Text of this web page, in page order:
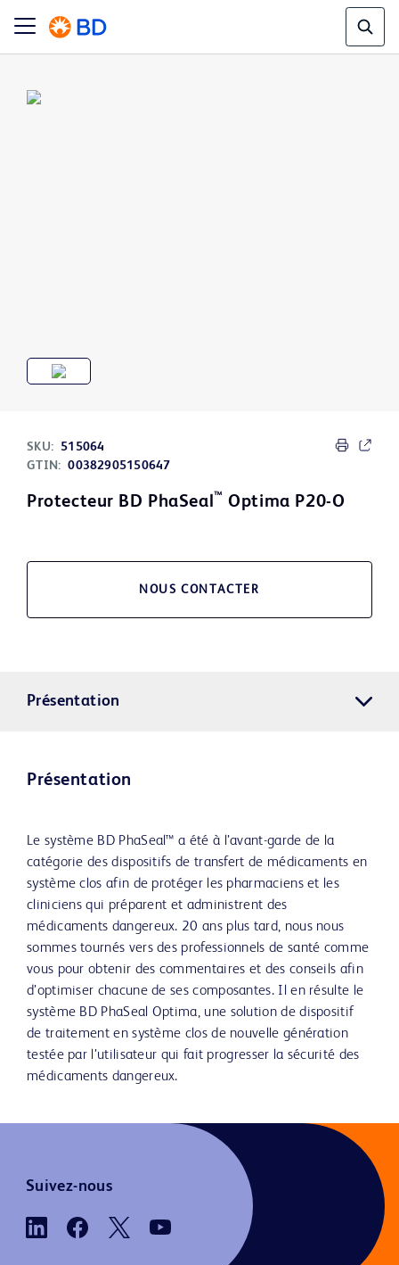
SKU:
515064
GTIN: 00382905150647
Protecteur BD PhaSeal™ Optima P20-O
NOUS CONTACTER
Présentation
Présentation
Le système BD PhaSeal™ a été à l’avant-garde de la
catégorie des dispositifs de transfert de médicaments en
système clos afin de protéger les pharmaciens et les
cliniciens qui préparent et administrent des
médicaments dangereux. 20 ans plus tard, nous nous
sommes tournés vers des professionnels de santé comme
vous pour obtenir des commentaires et des conseils afin
d’optimiser chacune de ses composantes. Il en résulte le
système BD PhaSeal Optima, une solution de dispositif
de traitement en système clos de nouvelle génération
testée par l’utilisateur qui fait progresser la sécurité des
médicaments dangereux.
Suivez-nous